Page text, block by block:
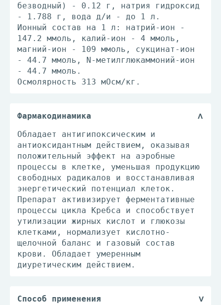
безводный) - 0.12 г, натрия гидроксид
- 1.788 г, вода д/и - до 1 л.
Ионный состав на 1 л: натрий-ион -
147.2 ммоль, калий-ион - 4 ммоль,
магний-ион - 109 ммоль, сукцинат-ион
- 44.7 ммоль, N-метилглюкаммоний-ион
- 44.7 ммоль.
Осмолярность 313 мОсм/кг.
Фармакодинамика
Обладает антигипоксическим и
антиоксидантным действием, оказывая
положительный эффект на аэробные
процессы в клетке, уменьшая продукцию
свободных радикалов и восстанавливая
энергетический потенциал клеток.
Препарат активизирует ферментативные
процессы цикла Кребса и способствует
утилизации жирных кислот и глюкозы
клетками, нормализует кислотно-
щелочной баланс и газовый состав
крови. Обладает умеренным
диуретическим действием.
Способ применения